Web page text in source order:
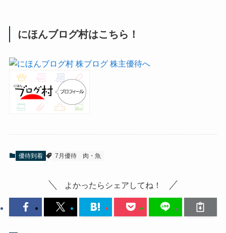
にほんブログ村はこちら！
優待到着 7月優待 肉・魚
よかったらシェアしてね！